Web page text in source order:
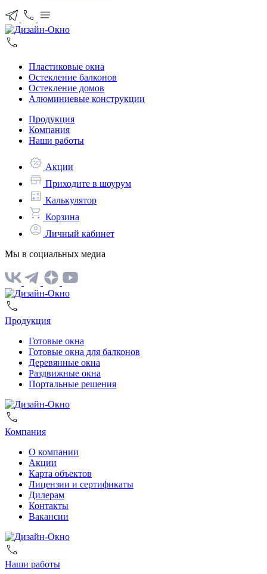
Пластиковые окна
Остекление балконов
Остекление домов
Алюминиевые конструкции
Продукция
Компания
Наши работы
Акции
Приходите в шоурум
Калькулятор
Корзина
Личный кабинет
Мы в социальных медиа
Продукция
Готовые окна
Готовые окна для балконов
Деревянные окна
Раздвижные окна
Портальные решения
Компания
О компании
Акции
Карта объектов
Лицензии и сертификаты
Дилерам
Контакты
Вакансии
Наши работы